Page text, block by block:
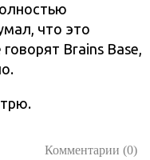
что это
Brains Base,
Комментарии (0)